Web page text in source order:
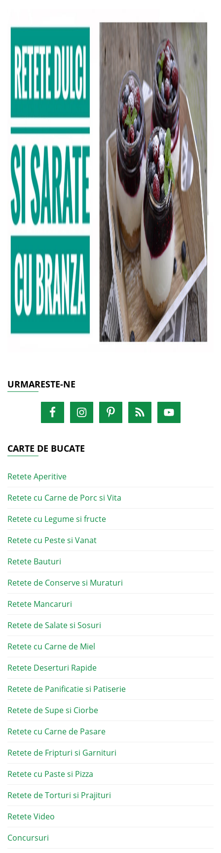
URMARESTE-NE
CARTE DE BUCATE
Retete Aperitive
Retete cu Carne de Porc si Vita
Retete cu Legume si fructe
Retete cu Peste si Vanat
Retete Bauturi
Retete de Conserve si Muraturi
Retete Mancaruri
Retete de Salate si Sosuri
Retete cu Carne de Miel
Retete Deserturi Rapide
Retete de Panificatie si Patiserie
Retete de Supe si Ciorbe
Retete cu Carne de Pasare
Retete de Fripturi si Garnituri
Retete cu Paste si Pizza
Retete de Torturi si Prajituri
Retete Video
Concursuri